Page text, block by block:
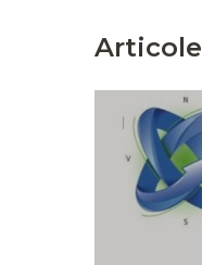
Articole